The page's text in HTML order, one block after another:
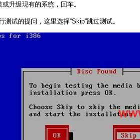
升级现有的系统，回车。
测试的提问，这里选择“Skip”跳过测试。